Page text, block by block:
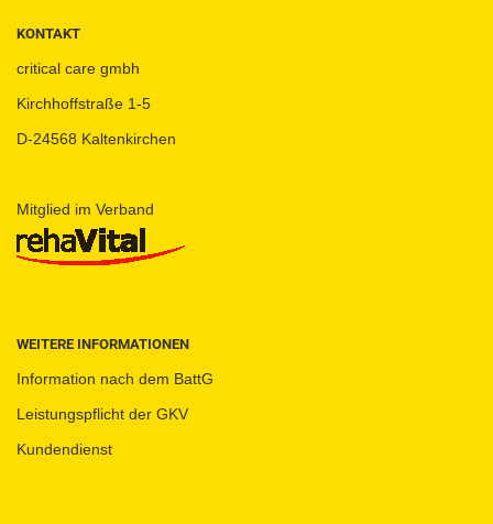
KONTAKT
critical care gmbh
Kirchhoffstraße 1-5
D-24568 Kaltenkirchen
Mitglied im Verband
WEITERE INFORMATIONEN
Information nach dem BattG
Leistungspflicht der GKV
Kundendienst